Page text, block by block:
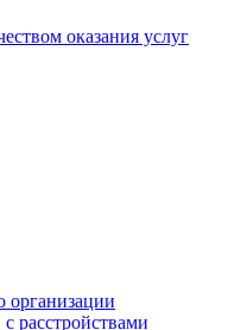
оказания услуг